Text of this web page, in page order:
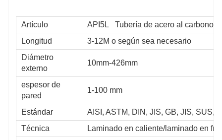
Artículo
API5L Tubería de acero al carbono
Longitud
3-12M o según sea necesario
Diámetro
externo
10mm-426mm
espesor de
pared
1-100 mm
Estándar
AISI, ASTM, DIN, JIS, GB, JIS, SUS,
Técnica
Laminado en caliente/laminado en frío